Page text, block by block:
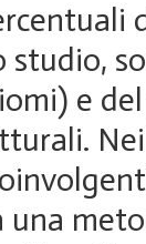
studio,
e
una